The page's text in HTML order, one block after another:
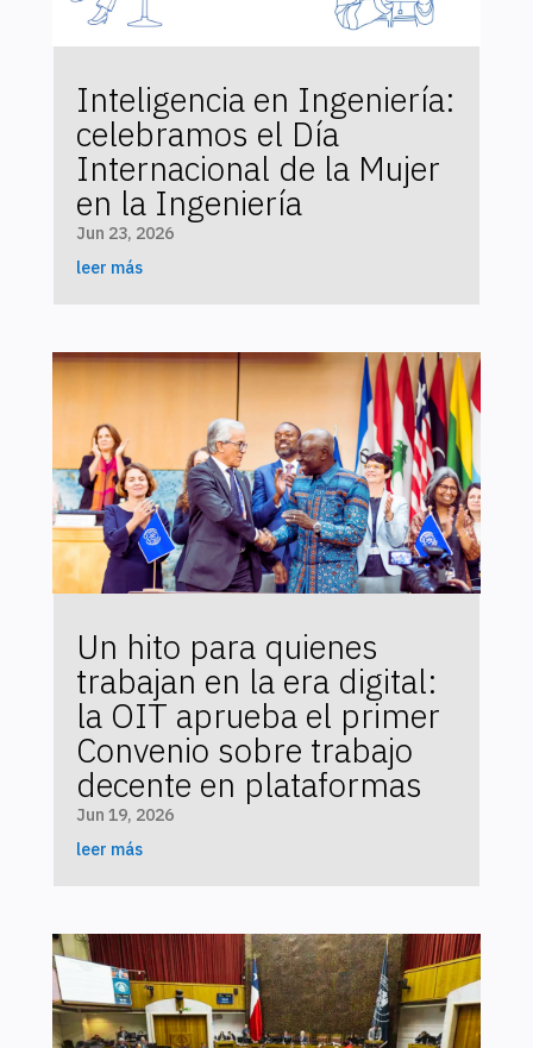
Inteligencia en Ingeniería:
celebramos el Día
Internacional de la Mujer
en la Ingeniería
Jun 23, 2026
leer más
Un hito para quienes
trabajan en la era digital:
la OIT aprueba el primer
Convenio sobre trabajo
decente en plataformas
Jun 19, 2026
leer más